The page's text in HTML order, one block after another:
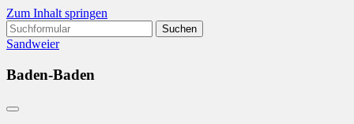
Zum Inhalt springen
Suchen
nach:
Sandweier
Baden-Baden